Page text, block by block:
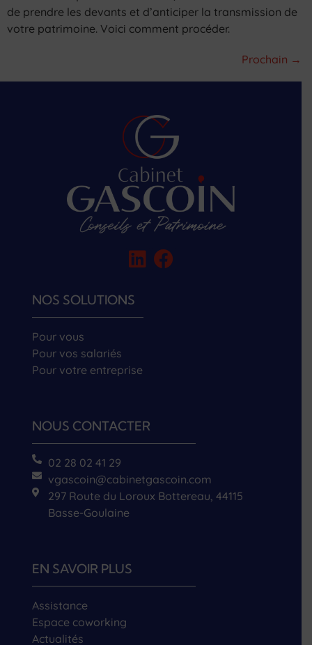
de prendre les devants et d’anticiper la transmission de
votre patrimoine. Voici comment procéder.
Prochain →
NOS SOLUTIONS
Pour vous
Pour vos salariés
Pour votre entreprise
NOUS CONTACTER
02 28 02 41 29
vgascoin@cabinetgascoin.com
297 Route du Loroux Bottereau, 44115
Basse-Goulaine
EN SAVOIR PLUS
Assistance
Espace coworking
Actualités